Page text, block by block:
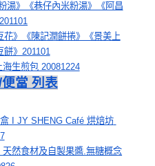
湯》《巷仔內米粉湯》《阿昌
》《陳記潤餅捲》《景美上
餅》201101
生煎包 20081224
當 列表
I JY SHENG Café 烘焙坊
然食材及自製果醬.無糖概念